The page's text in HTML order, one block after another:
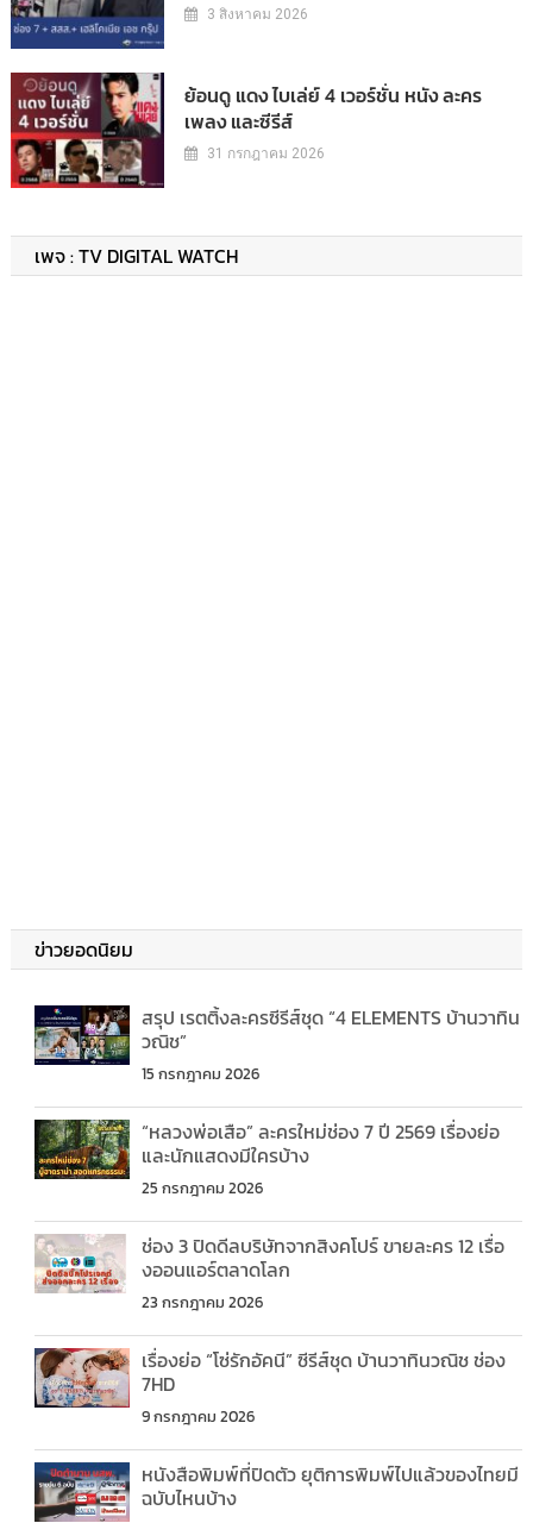
3 สิงหาคม 2026
ย้อนดู แดง ไบเล่ย์ 4 เวอร์ชั่น หนัง ละคร
เพลง และซีรีส์
31 กรกฎาคม 2026
เพจ : TV DIGITAL WATCH
ข่าวยอดนิยม
สรุป เรตติ้งละครซีรีส์ชุด “4 ELEMENTS บ้านวาทิน
วณิช”
15 กรกฎาคม 2026
“หลวงพ่อเสือ” ละครใหม่ช่อง 7 ปี 2569 เรื่องย่อ
และนักแสดงมีใครบ้าง
25 กรกฎาคม 2026
ช่อง 3 ปิดดีลบริษัทจากสิงคโปร์ ขายละคร 12 เรื่อ
งออนแอร์ตลาดโลก
23 กรกฎาคม 2026
เรื่องย่อ “โซ่รักอัคนี” ซีรีส์ชุด บ้านวาทินวณิช ช่อง
7HD
9 กรกฎาคม 2026
หนังสือพิมพ์ที่ปิดตัว ยุติการพิมพ์ไปแล้วของไทยมี
ฉบับไหนบ้าง